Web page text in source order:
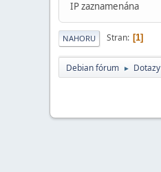
IP zaznamenána
NAHORU Stran 1
Debian fórum ► Dotazy